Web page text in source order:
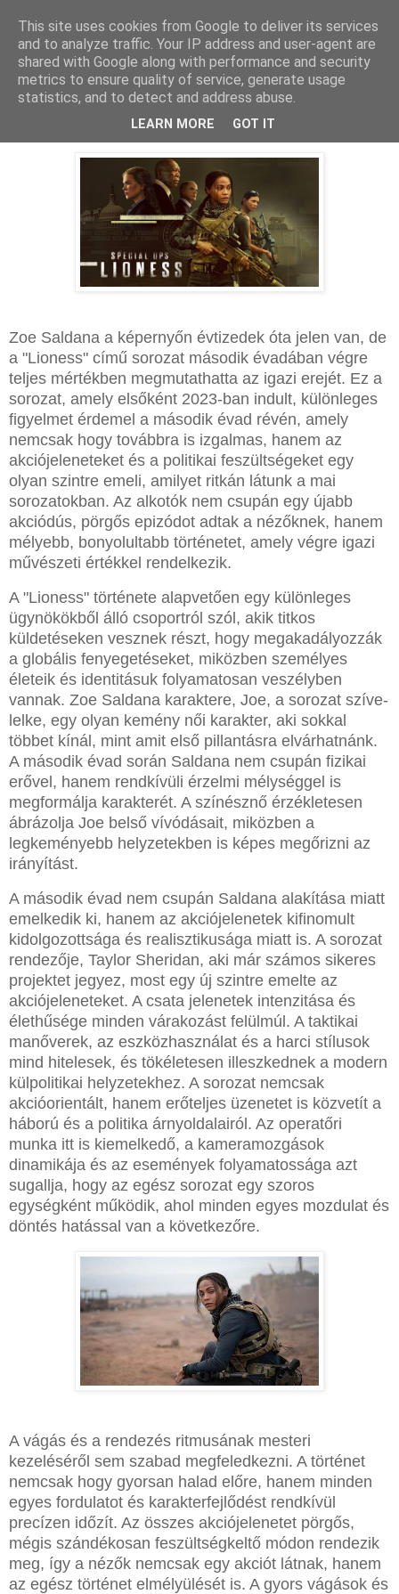
2025. január 10., péntek
Lioness - Kritika
Zoe Saldana a képernyőn évtizedek óta jelen van, de
a "Lioness" című sorozat második évadában végre
teljes mértékben megmutathatta az igazi erejét. Ez a
sorozat, amely elsőként 2023-ban indult, különleges
figyelmet érdemel a második évad révén, amely
nemcsak hogy továbbra is izgalmas, hanem az
akciójeleneteket és a politikai feszültségeket egy
olyan szintre emeli, amilyet ritkán látunk a mai
sorozatokban. Az alkotók nem csupán egy újabb
akciódús, pörgős epizódot adtak a nézőknek, hanem
mélyebb, bonyolultabb történetet, amely végre igazi
művészeti értékkel rendelkezik.
A "Lioness" története alapvetően egy különleges
ügynökökből álló csoportról szól, akik titkos
küldetéseken vesznek részt, hogy megakadályozzák
a globális fenyegetéseket, miközben személyes
életeik és identitásuk folyamatosan veszélyben
vannak. Zoe Saldana karaktere, Joe, a sorozat szíve-
lelke, egy olyan kemény női karakter, aki sokkal
többet kínál, mint amit első pillantásra elvárhatnánk.
A második évad során Saldana nem csupán fizikai
erővel, hanem rendkívüli érzelmi mélységgel is
megformálja karakterét. A színésznő érzékletesen
ábrázolja Joe belső vívódásait, miközben a
legkeményebb helyzetekben is képes megőrizni az
irányítást.
A második évad nem csupán Saldana alakítása miatt
emelkedik ki, hanem az akciójelenetek kifinomult
kidolgozottsága és realisztikusága miatt is. A sorozat
rendezője, Taylor Sheridan, aki már számos sikeres
projektet jegyez, most egy új szintre emelte az
akciójeleneteket. A csata jelenetek intenzitása és
élethűsége minden várakozást felülmúl. A taktikai
manőverek, az eszközhasználat és a harci stílusok
mind hitelesek, és tökéletesen illeszkednek a modern
külpolitikai helyzetekhez. A sorozat nemcsak
akcióorientált, hanem erőteljes üzenetet is közvetít a
háború és a politika árnyoldalairól. Az operatőri
munka itt is kiemelkedő, a kameramozgások
dinamikája és az események folyamatossága azt
sugallja, hogy az egész sorozat egy szoros
egységként működik, ahol minden egyes mozdulat és
döntés hatással van a következőre.
A vágás és a rendezés ritmusának mesteri
kezeléséről sem szabad megfeledkezni. A történet
nemcsak hogy gyorsan halad előre, hanem minden
egyes fordulatot és karakterfejlődést rendkívül
precízen időzít. Az összes akciójelenetet pörgős,
mégis szándékosan feszültségkeltő módon rendezik
meg, így a nézők nemcsak egy akciót látnak, hanem
az egész történet elmélyülését is. A gyors vágások és
This site uses cookies from Google to deliver its services
and to analyze traffic. Your IP address and user-agent are
shared with Google along with performance and security
metrics to ensure quality of service, generate usage
statistics, and to detect and address abuse.
LEARN MORE GOT IT